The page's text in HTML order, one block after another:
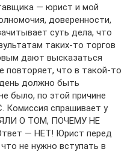
— юрист и мой
доверенности,
суть дела, что
таких-то торгов
дают высказаться
повторяет, что в такой-то
должно быть
было, по этой причине
Комиссия спрашивает у
О ТОМ, ПОЧЕМУ НЕ
— НЕТ! Юрист перед
не нужно вступать в